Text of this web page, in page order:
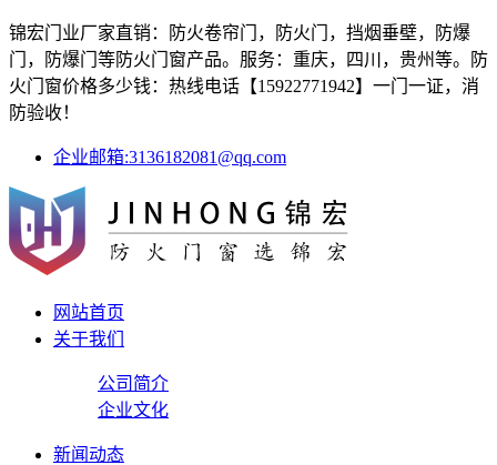
锦宏门业厂家直销：防火卷帘门，防火门，挡烟垂壁，防爆
门，防爆门等防火门窗产品。服务：重庆，四川，贵州等。防
火门窗价格多少钱：热线电话【15922771942】一门一证，消
防验收！
企业邮箱:3136182081@qq.com
网站首页
关于我们
公司简介
企业文化
新闻动态